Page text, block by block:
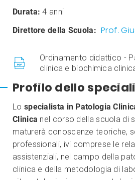
Durata:4 anni
Direttore della Scuola: Prof.
Ordinamento didattico -
clinica e biochimica
Profilo dello
Lo specialista in Patologia
Clinica nel corso della scuola di
maturerà conoscenze teoriche,
professionali, ivi comprese le
assistenziali, nel campo della
clinica e della metodologia di